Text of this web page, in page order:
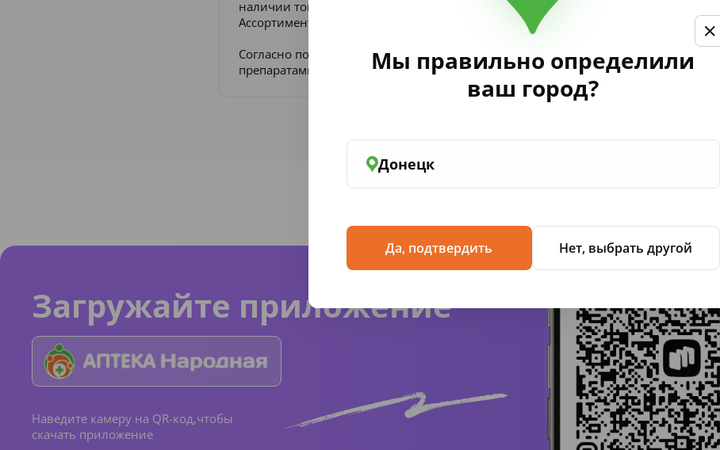
Мы правильно определили
ваш город?
Донецк
Да, подтвердить Нет, выбрать другой
наличии товара и предъявлении рецепта, если он требуется по закону.
Ассортимент товаров, участвующих в акциях и скидках, ограничен и может
Согласно постановлению Правительства РФ от 16 мая 2020 №697 «Об
препаратами в Российской Федерации».
Загружайте приложение
Наведите камеру на QR-код,чтобы
скачать приложение